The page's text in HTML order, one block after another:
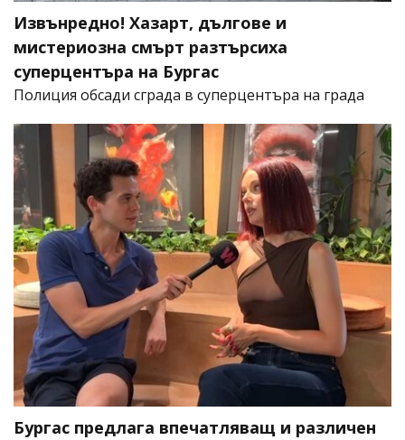
Извънредно! Хазарт, дългове и
мистериозна смърт разтърсиха
суперцентъра на Бургас
Полиция обсади сграда в суперцентъра на града
Бургас предлага впечатляващ и различен